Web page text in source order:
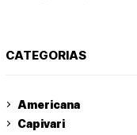
CATEGORIAS
Americana
Capivari